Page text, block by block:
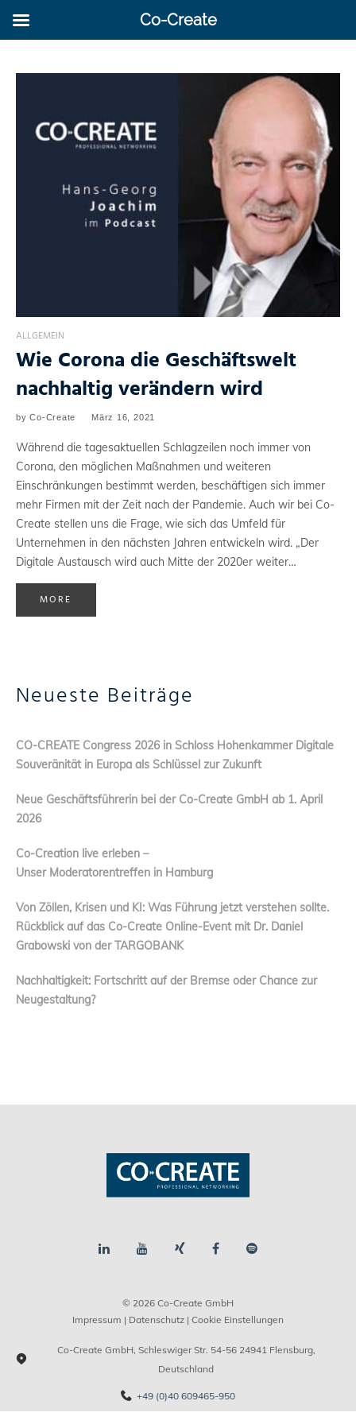
ALLGEMEIN
Wie Corona die Geschäftswelt
nachhaltig verändern wird
byCo-Create März 16, 2021
Während die tagesaktuellen Schlagzeilen noch immer von
Corona, den möglichen Maßnahmen und weiteren
Einschränkungen bestimmt werden, beschäftigen sich immer
mehr Firmen mit der Zeit nach der Pandemie. Auch wir bei Co-
Create stellen uns die Frage, wie sich das Umfeld für
Unternehmen in den nächsten Jahren entwickeln wird. „Der
Digitale Austausch wird auch Mitte der 2020er weiter…
MORE
Neueste Beiträge
CO-CREATE Congress 2026 in Schloss Hohenkammer Digitale
Souveränität in Europa als Schlüssel zur Zukunft
Neue Geschäftsführerin bei der Co-Create GmbH ab 1. April
2026
Co-Creation live erleben –
Unser Moderatorentreffen in Hamburg
Von Zöllen, Krisen und KI: Was Führung jetzt verstehen sollte.
Rückblick auf das Co-Create Online-Event mit Dr. Daniel
Grabowski von der TARGOBANK
Nachhaltigkeit: Fortschritt auf der Bremse oder Chance zur
Neugestaltung?
© 2026 Co-Create GmbH
Impressum | Datenschutz | Cookie Einstellungen
Co-Create GmbH, Schleswiger Str. 54-56 24941 Flensburg,
Deutschland
+49 (0)40 609465-950
Co-Create